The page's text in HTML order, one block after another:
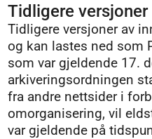
Tidligere versjoner
Tidligere versjoner av
og kan lastes ned som
som var gjeldende 17.
arkiveringsordningen
fra andre nettsider i
omorganisering, vil
var gjeldende på